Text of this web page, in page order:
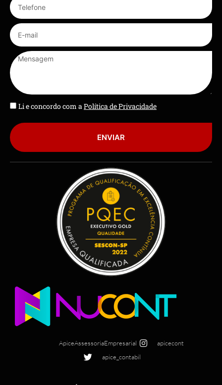
Li e concordo com aPolítica de Privacidade
ENVIAR
ApiceAssessoriaEmpresarial
apicecont
apice_contabil